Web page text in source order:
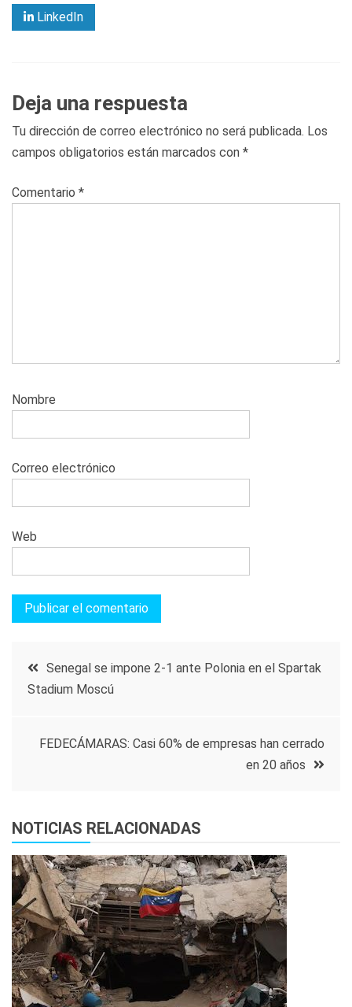
LinkedIn
Deja una respuesta
Tu dirección de correo electrónico no será publicada. Los
campos obligatorios están marcados con *
Comentario *
Nombre
Correo electrónico
Web
Navegación
entradas
Senegal se impone 2-1 ante Polonia en el Spartak
Stadium Moscú
FEDECÁMARAS: Casi 60% de empresas han cerrado
en 20 años
NOTICIAS RELACIONADAS